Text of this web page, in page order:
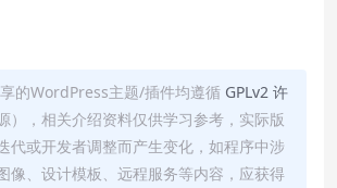
的WordPress主题/插件均遵循 GPLv2 许
），相关介绍资料仅供学习参考，实际版
代或开发者调整而产生变化，如程序中涉
像、设计模板、远程服务等内容，应获得